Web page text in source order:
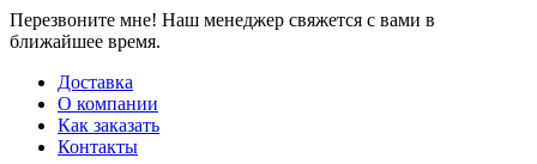
Перезвоните мне! Наш менеджер свяжется с вами в
ближайшее время.
Доставка
О компании
Как заказать
Контакты